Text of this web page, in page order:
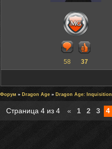
58 37
Форум » Dragon Age » Dragon Age: Inquisition
Страница 4 из 4 « 1 2 3 4